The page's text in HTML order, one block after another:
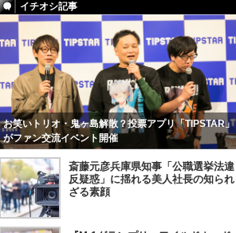
イチオシ記事
お笑いトリオ・鬼ヶ島解散？投票アプリ「TIPSTAR」
がファン交流イベント開催
斎藤元彦兵庫県知事「公職選挙法違
反疑惑」に揺れる美人社長の知られ
ざる素顔